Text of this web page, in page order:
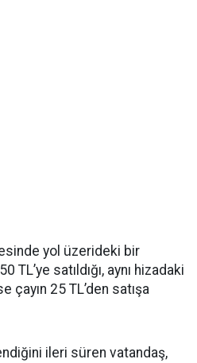
yol üzerideki bir
TL’ye satıldığı, aynı hizadaki
25 TL’den satışa
ileri süren vatandaş,